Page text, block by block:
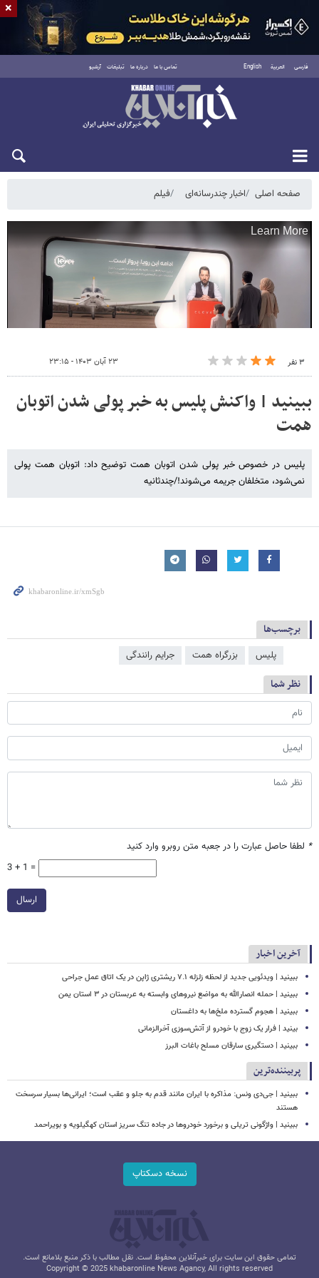
فارسی العربية English تماس با ما درباره ما تبلیغات آرشیو
پنجشنبه ۱۵ مرداد ۱۴۰۵
صفحه اصلی اخبار چندرسانه‌ای فیلم
۳ نفر ۲۳ آبان ۱۴۰۳ - ۲۳:۱۵
ببینید | واکنش پلیس به خبر پولی شدن اتوبان
همت
پلیس در خصوص خبر پولی شدن اتوبان همت توضیح داد: اتوبان همت پولی
نمی‌شود، متخلفان جریمه می‌شوند!/چندثانیه
برچسب‌ها
پلیس بزرگراه همت جرایم رانندگی
نظر شما
* لطفا حاصل عبارت را در جعبه متن روبرو وارد کنید
3 + 1 =
ارسال
آخرین اخبار
ببینید | ویدئویی جدید از لحظه زلزله ۷.۱ ریشتری ژاپن در یک اتاق عمل جراحی
ببینید | حمله انصارالله به مواضع نیروهای وابسته به عربستان در ۳ استان یمن
ببینید | هجوم گسترده ملخ‌ها به داغستان
بینید | فرار یک زوج با خودرو از آتش‌سوزی آخرالزمانی
ببینید | دستگیری سارقان مسلح باغات البرز
پربیننده‌ترین
ببینید | جی‌دی ونس: مذاکره با ایران مانند قدم به جلو و عقب است؛ ایرانی‌ها بسیار سرسخت
هستند
ببینید | واژگونی تریلی و برخورد خودروها در جاده تنگ سریز استان کهگیلویه و بویراحمد
×
نسخه دسکتاپ
تمامی حقوق این سایت برای خبرآنلاین محفوظ است. نقل مطالب با ذکر منبع بلامانع است.
Copyright © 2025 khabaronline News Agancy, All rights reserved